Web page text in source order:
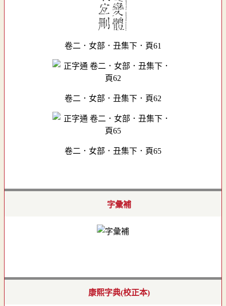
卷二．女部．丑集下．頁61
卷二．女部．丑集下．頁62
卷二．女部．丑集下．頁65
字彙補
康熙字典(校正本)